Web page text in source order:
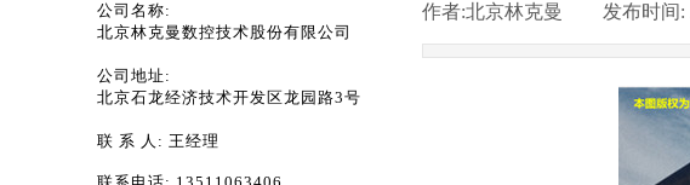
作者:北京林克曼 发布时间:
公司名称:
北京林克曼数控技术股份有限公司
公司地址:
北京石龙经济技术开发区龙园路3号
联 系 人: 王经理